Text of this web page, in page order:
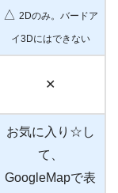
△ 2Dのみ。バードア
イ3Dにはできない
✕
お気に入り☆し
て、
GoogleMapで表